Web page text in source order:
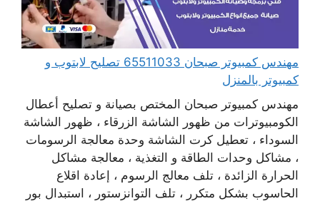
مهندس كمبيوتر صبحان 65511033 تصليح لابتوب و
كمبيوتر بالمنزل
مهندس كمبيوتر صبحان المختص بصيانة و تصليح أعطال
الكومبيوترات من ظهور الشاشة الزرقاء ، ظهور الشاشة
السوداء ، تعطيل كرت الشاشة وحدة معالجة الرسومات
، مشاكل وحدات الطاقة و التغذية ، معالجة مشاكل
الحرارة الزائدة ، تلف معالج الرسوم ، إعادة اقلاع
الحاسوب بشكل متكرر ، تلف التوانزستور ، استبدال بور